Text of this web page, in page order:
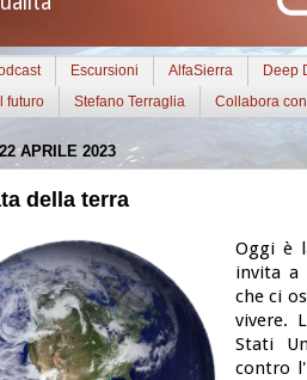
Escursioni AlfaSierra Deep
futuro Stefano Terraglia Collabora
APRILE 2023
della terra
Oggi è
invita a
che ci
vivere.
Stati
contro